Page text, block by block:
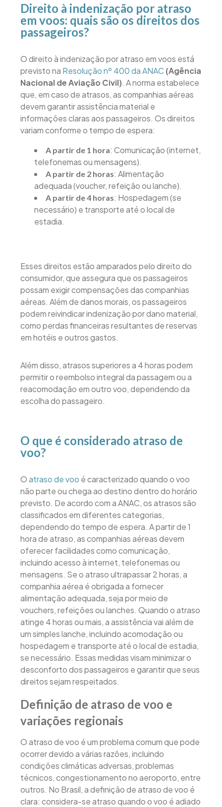
Direito à indenização por atraso
em voos: quais são os direitos dos
passageiros?
O direito à indenização por atraso em voos está
previsto na Resolução nº 400 da ANAC (Agência
Nacional de Aviação Civil). A norma estabelece
que, em caso de atrasos, as companhias aéreas
devem garantir assistência material e
informações claras aos passageiros. Os direitos
variam conforme o tempo de espera:
A partir de 1 hora: Comunicação (internet,
telefonemas ou mensagens).
A partir de 2 horas: Alimentação
adequada (voucher, refeição ou lanche).
A partir de 4 horas: Hospedagem (se
necessário) e transporte até o local de
estadia.
Esses direitos estão amparados pelo direito do
consumidor, que assegura que os passageiros
possam exigir compensações das companhias
aéreas. Além de danos morais, os passageiros
podem reivindicar indenização por dano material,
como perdas financeiras resultantes de reservas
em hotéis e outros gastos.
Além disso, atrasos superiores a 4 horas podem
permitir o reembolso integral da passagem ou a
reacomodação em outro voo, dependendo da
escolha do passageiro.
O que é considerado atraso de
voo?
Oatraso de voo é caracterizado quando o voo
não parte ou chega ao destino dentro do horário
previsto. De acordo com a ANAC, os atrasos são
classificados em diferentes categorias,
dependendo do tempo de espera. A partir de 1
hora de atraso, as companhias aéreas devem
oferecer facilidades como comunicação,
incluindo acesso à internet, telefonemas ou
mensagens. Se o atraso ultrapassar 2 horas, a
companhia aérea é obrigada a fornecer
alimentação adequada, seja por meio de
vouchers, refeições ou lanches. Quando o atraso
atinge 4 horas ou mais, a assistência vai além de
um simples lanche, incluindo acomodação ou
hospedagem e transporte até o local de estadia,
se necessário. Essas medidas visam minimizar o
desconforto dos passageiros e garantir que seus
direitos sejam respeitados.
Definição de atraso de voo e
variações regionais
O atraso de voo é um problema comum que pode
ocorrer devido a várias razões, incluindo
condições climáticas adversas, problemas
técnicos, congestionamento no aeroporto, entre
outros. No Brasil, a definição de atraso de voo é
clara: considera-se atraso quando o voo é adiado